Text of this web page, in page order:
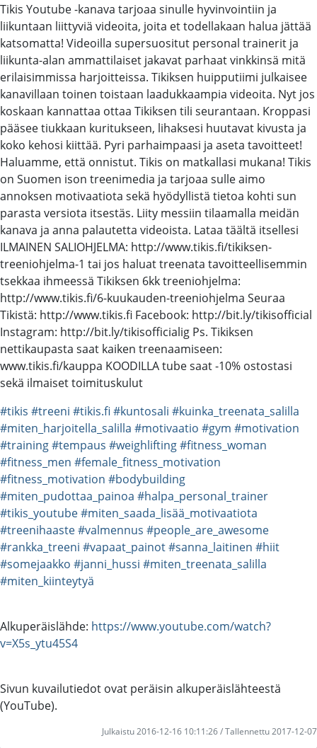
Tikis Youtube -kanava tarjoaa sinulle hyvinvointiin ja
liikuntaan liittyviä videoita, joita et todellakaan halua jättää
katsomatta! Videoilla supersuositut personal trainerit ja
liikunta-alan ammattilaiset jakavat parhaat vinkkinsä mitä
erilaisimmissa harjoitteissa. Tikiksen huipputiimi julkaisee
kanavillaan toinen toistaan laadukkaampia videoita. Nyt jos
koskaan kannattaa ottaa Tikiksen tili seurantaan. Kroppasi
pääsee tiukkaan kuritukseen, lihaksesi huutavat kivusta ja
koko kehosi kiittää. Pyri parhaimpaasi ja aseta tavoitteet!
Haluamme, että onnistut. Tikis on matkallasi mukana! Tikis
on Suomen ison treenimedia ja tarjoaa sulle aimo
annoksen motivaatiota sekä hyödyllistä tietoa kohti sun
parasta versiota itsestäs. Liity messiin tilaamalla meidän
kanava ja anna palautetta videoista. Lataa täältä itsellesi
ILMAINEN SALIOHJELMA: http://www.tikis.fi/tikiksen-
treeniohjelma-1 tai jos haluat treenata tavoitteellisemmin
tsekkaa ihmeessä Tikiksen 6kk treeniohjelma:
http://www.tikis.fi/6-kuukauden-treeniohjelma Seuraa
Tikistä: http://www.tikis.fi Facebook: http://bit.ly/tikisofficial
Instagram: http://bit.ly/tikisofficialig Ps. Tikiksen
nettikaupasta saat kaiken treenaamiseen:
www.tikis.fi/kauppa KOODILLA tube saat -10% ostostasi
sekä ilmaiset toimituskulut
#tikis #treeni #tikis.fi #kuntosali #kuinka_treenata_salilla
#miten_harjoitella_salilla #motivaatio #gym #motivation
#training#tempaus #weighlifting#fitness_woman
#fitness_men #female_fitness_motivation
#fitness_motivation #bodybuilding
#miten_pudottaa_painoa #halpa_personal_trainer
#tikis_youtube#miten_saada_lisää_motivaatiota
#treenihaaste#valmennus #people_are_awesome
#rankka_treeni #vapaat_painot#sanna_laitinen #hiit
#somejaakko #janni_hussi #miten_treenata_salilla
#miten_kiinteytyä
Alkuperäislähde: https://www.youtube.com/watch?
v=X5s_ytu45S4
Sivun kuvailutiedot ovat peräisin alkuperäislähteestä
(YouTube).
Julkaistu 2016-12-16 10:11:26 / Tallennettu 2017-12-07